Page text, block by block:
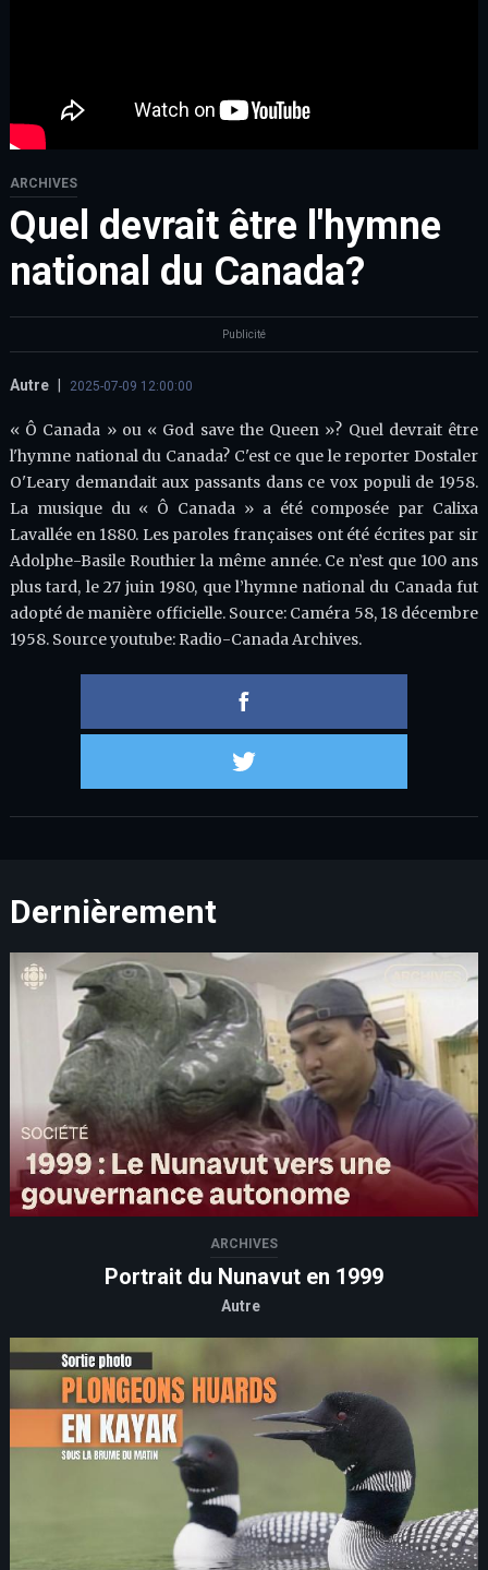
ARCHIVES
Quel devrait être l'hymne
national du Canada?
Publicité
Autre 2025-07-09 12:00:00
« Ô Canada » ou « God save the Queen »? Quel devrait être
l'hymne national du Canada? C'est ce que le reporter Dostaler
O'Leary demandait aux passants dans ce vox populi de 1958.
La musique du « Ô Canada » a été composée par Calixa
Lavallée en 1880. Les paroles françaises ont été écrites par sir
Adolphe-Basile Routhier la même année. Ce n’est que 100 ans
plus tard, le 27 juin 1980, que l’hymne national du Canada fut
adopté de manière officielle. Source: Caméra 58, 18 décembre
1958. Source youtube: Radio-Canada Archives.
Dernièrement
ARCHIVES
Portrait du Nunavut en 1999
Autre